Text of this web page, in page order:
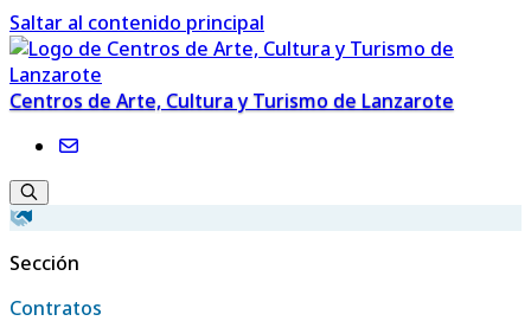
Saltar al contenido principal
Centros de Arte, Cultura y Turismo de Lanzarote
Sección
Contratos